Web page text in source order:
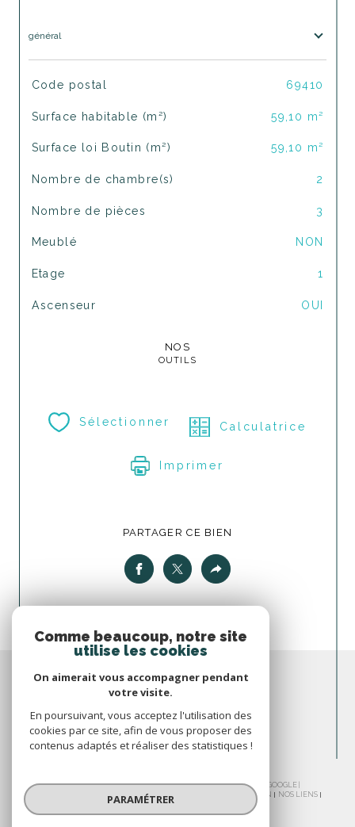
général
TRAD_SIROCCO_Caracteristique
Code postal 69410
Surface habitable (m²) 59,10 m²
Surface loi Boutin (m²) 59,10 m²
Nombre de chambre(s) 2
Nombre de pièces 3
Meublé NON
Etage 1
Ascenseur OUI
NOS
OUTILS
Sélectionner Calculatrice
Imprimer
PARTAGER CE BIEN
© 2026 | TOUS DROITS RÉSERVÉS | TRADUCTION POWERED BY GOOGLE |
PLAN DU SITE MENTIONS LÉGALES ADMIN
NOS LIENS
POLITIQUE RGPD
Comme beaucoup, notre site
utilise les cookies
On aimerait vous accompagner pendant
votre visite.
En poursuivant, vous acceptez l'utilisation des
cookies par ce site, afin de vous proposer des
contenus adaptés et réaliser des statistiques !
PARAMÉTRER